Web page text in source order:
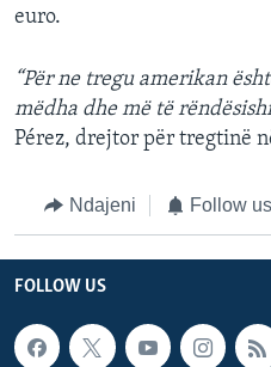
euro.
“Për ne tregu amerikan
mëdha dhe më të
Pérez, drejtor për tregtinë
Ndajeni Follow us
FOLLOW US